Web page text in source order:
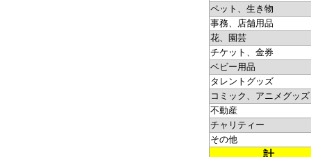
ペット、生き物
事務、店舗用品
花、園芸
チケット、金券
ベビー用品
タレントグッズ
コミック、アニメグッズ
不動産
チャリティー
その他
計